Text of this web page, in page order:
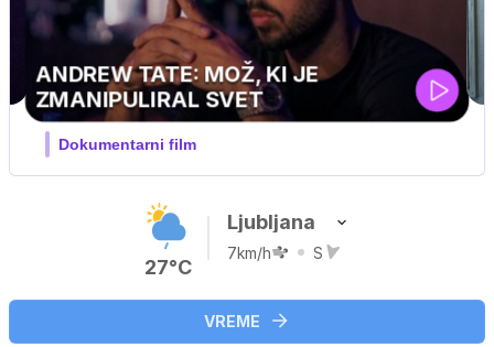
27°C
Ljubljana
7km/h S
VREME